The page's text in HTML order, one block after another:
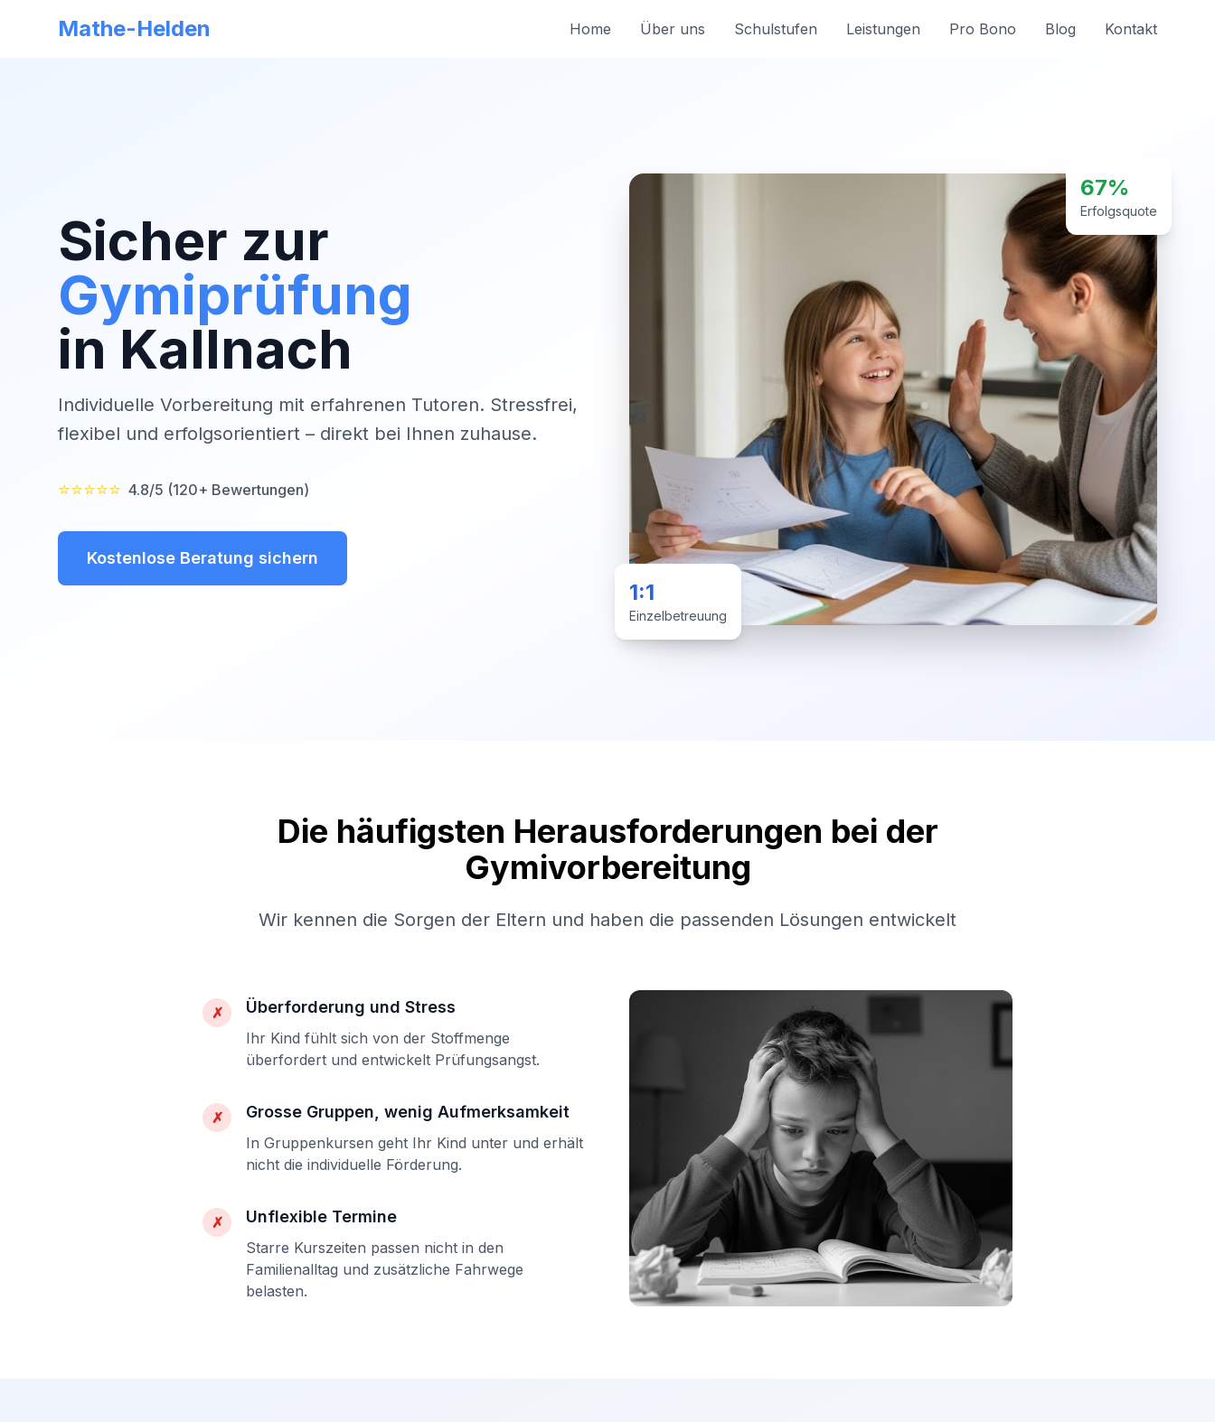
Mathe-Helden Home Über uns Schulstufen Leistungen Pro Bono Blog Kontakt
Sicher zur
Gymiprüfung
in Kallnach
Individuelle Vorbereitung mit erfahrenen Tutoren. Stressfrei,
flexibel und erfolgsorientiert – direkt bei Ihnen zuhause.
⭐⭐⭐⭐⭐ 4.8/5 (120+ Bewertungen)
Kostenlose Beratung sichern
67%
Erfolgsquote
1:1
Einzelbetreuung
Die häufigsten Herausforderungen bei der
Gymivorbereitung
Wir kennen die Sorgen der Eltern und haben die passenden Lösungen entwickelt
✗ Überforderung und Stress
Ihr Kind fühlt sich von der Stoffmenge
überfordert und entwickelt Prüfungsangst.
✗ Grosse Gruppen, wenig Aufmerksamkeit
In Gruppenkursen geht Ihr Kind unter und erhält
nicht die individuelle Förderung.
✗ Unflexible Termine
Starre Kurszeiten passen nicht in den
Familienalltag und zusätzliche Fahrwege
belasten.